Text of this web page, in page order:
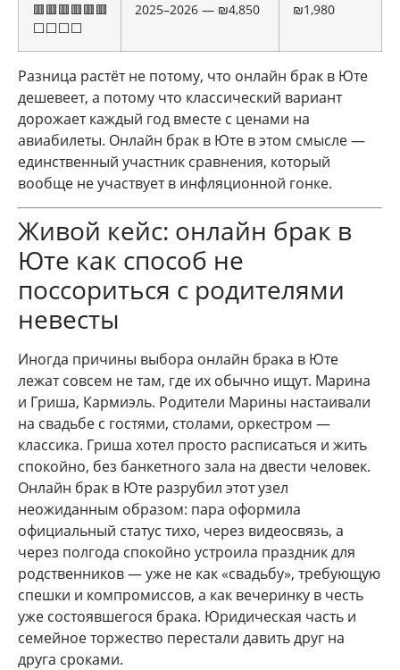
🟥🟥🟥🟥🟥🟥
⬜⬜⬜⬜
2025–2026 — ₪4,850 ₪1,980
Разница растёт не потому, что онлайн брак в Юте
дешевеет, а потому что классический вариант
дорожает каждый год вместе с ценами на
авиабилеты. Онлайн брак в Юте в этом смысле —
единственный участник сравнения, который
вообще не участвует в инфляционной гонке.
Живой кейс: онлайн брак в
Юте как способ не
поссориться с родителями
невесты
Иногда причины выбора онлайн брака в Юте
лежат совсем не там, где их обычно ищут. Марина
и Гриша, Кармиэль. Родители Марины настаивали
на свадьбе с гостями, столами, оркестром —
классика. Гриша хотел просто расписаться и жить
спокойно, без банкетного зала на двести человек.
Онлайн брак в Юте разрубил этот узел
неожиданным образом: пара оформила
официальный статус тихо, через видеосвязь, а
через полгода спокойно устроила праздник для
родственников — уже не как «свадьбу», требующую
спешки и компромиссов, а как вечеринку в честь
уже состоявшегося брака. Юридическая часть и
семейное торжество перестали давить друг на
друга сроками.